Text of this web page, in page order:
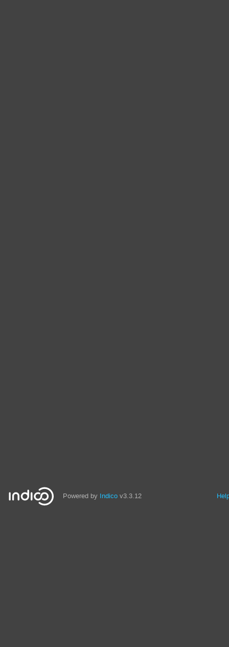
Powered by Indico v3.3.12